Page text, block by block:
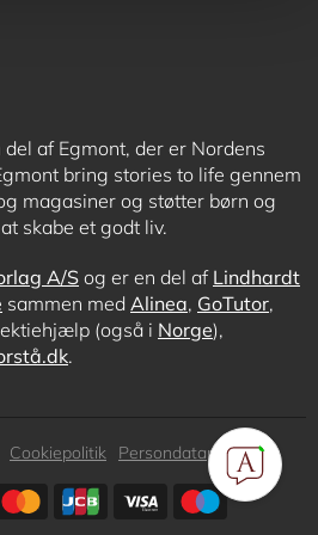
af Egmont, der er Nordens
bring stories to life gennem
magasiner og støtter børn og
skabe et godt liv.
A/S og er en del af Lindhardt
sammen med Alinea, GoTutor,
(også i Norge),
.
Cookiepolitik
Persondatapolitik